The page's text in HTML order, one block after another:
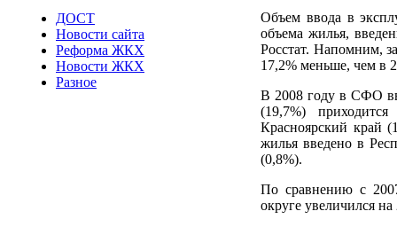
ДОСТ
Новости сайта
Реформа ЖКХ
Новости ЖКХ
Разное
Объем ввода в
объема жилья,
Росстат. Напомним,
17,2% меньше, чем в
В 2008 году в СФО
(19,7%)
Красноярский край
жилья введено в
(0,8%).
По сравнению с
округе увеличился